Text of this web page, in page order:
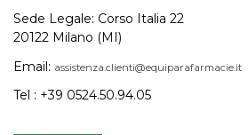
Sede Legale: Corso Italia 22
20122 Milano (MI)
Email: assistenza.clienti@equiparafarmacie.it
Tel : +39 0524.50.94.05